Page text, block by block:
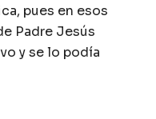
pues en esos
Padre Jesús
y se lo podía